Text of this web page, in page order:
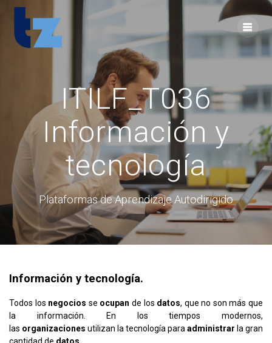
ITILF_T036
Información y
tecnología
Plataformas de Aprendizaje Autodirigido
Información y tecnología.
Todos los negocios se ocupan de los datos, que no son más que
la información. En los tiempos modernos,
las organizaciones utilizan la tecnología para administrar la gran
cantidad de datos